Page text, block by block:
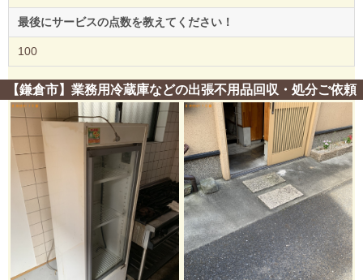
最後にサービスの点数を教えてください！
100
【鎌倉市】業務用冷蔵庫などの出張不用品回収・処分ご依頼